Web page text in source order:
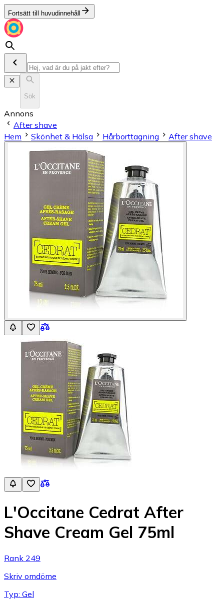
Fortsätt till huvudinnehåll
Sök
Annons
After shave
Hem
Skönhet & Hälsa Hårborttagning After shave
L'Occitane Cedrat After
Shave Cream Gel 75ml
Rank 249
Skriv omdöme
Typ: Gel